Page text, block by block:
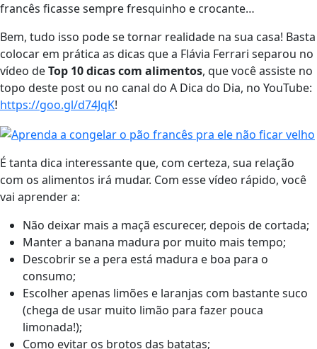
francês ficasse sempre fresquinho e crocante…
Bem, tudo isso pode se tornar realidade na sua casa! Basta
colocar em prática as dicas que a Flávia Ferrari separou no
vídeo deTop 10 dicas com alimentos, que você assiste no
topo deste post ou no canal do A Dica do Dia, no YouTube:
https://goo.gl/d74JqK!
É tanta dica interessante que, com certeza, sua relação
com os alimentos irá mudar. Com esse vídeo rápido, você
vai aprender a:
Não deixar mais a maçã escurecer, depois de cortada;
Manter a banana madura por muito mais tempo;
Descobrir se a pera está madura e boa para o
consumo;
Escolher apenas limões e laranjas com bastante suco
(chega de usar muito limão para fazer pouca
limonada!);
Como evitar os brotos das batatas;